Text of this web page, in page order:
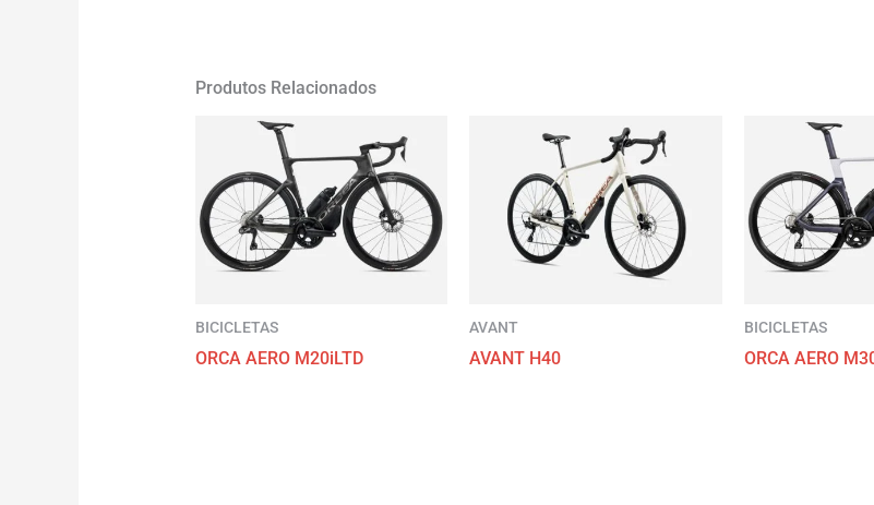
Produtos Relacionados
BICICLETAS
ORCA AERO M20iLTD
AVANT
AVANT H40
BICICLETAS
ORCA AERO